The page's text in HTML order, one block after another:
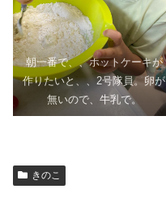
朝一番で、、ホットケーキが
作りたいと、、2号隊員。卵が
無いので、牛乳で。
きのこ